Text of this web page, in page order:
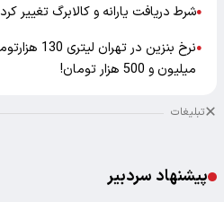
●شرط دریافت یارانه و کالابرگ تغییر کرد
●
میلیون و 500 هزار تومان!
تبلیغات
پیشنهاد سردبیر